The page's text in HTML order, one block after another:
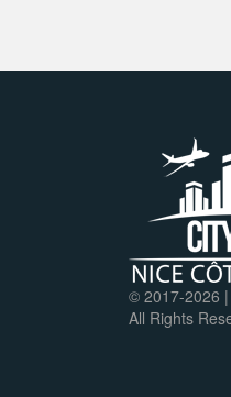
© 2017-2026 |
All Rights